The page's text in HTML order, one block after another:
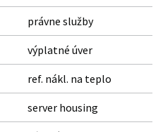
právne služby
výplatné úver
ref. nákl. na teplo
server housing